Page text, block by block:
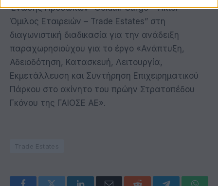
Ένωσης Προσώπων “Goldair Cargo – Aktor
Όμιλος Εταιρειών – Trade Estates” στη
διαγωνιστική διαδικασία για την ανάδειξη
παραχωρησιούχου για το έργο «Ανάπτυξη,
Αδειοδότηση, Κατασκευή, Λειτουργία,
Εκμετάλλευση και Συντήρηση Επιχειρηματικού
Πάρκου στο ακίνητο του πρώην Στρατοπέδου
Γκόνου της ΓΑΙΟΣΕ ΑΕ».
Trade Estates